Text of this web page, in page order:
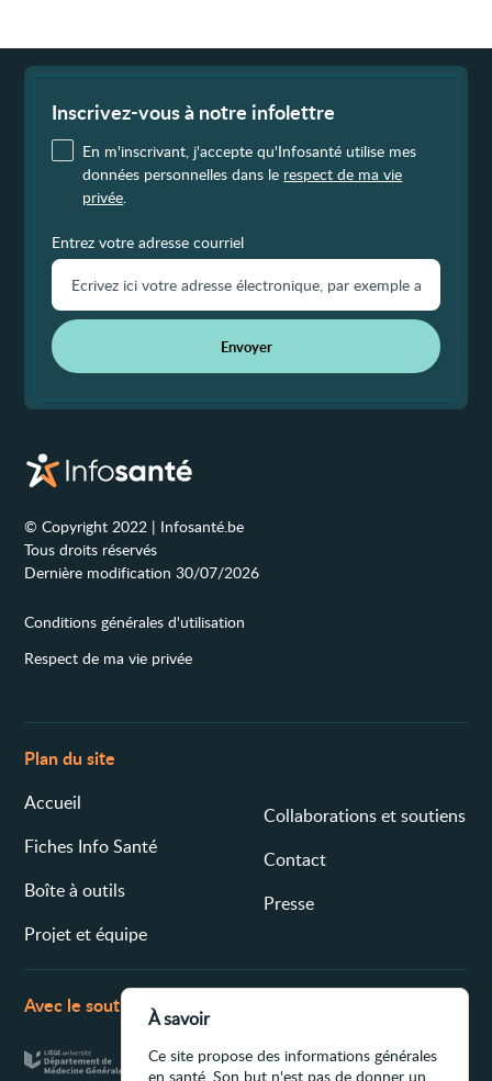
Inscrivez-vous à notre infolettre
En m'inscrivant, j'accepte qu'Infosanté utilise mes
données personnelles dans le respect de ma vie
privée
Entrez votre adresse courriel
Envoyer
© Copyright 2022 | Infosanté.be
Tous droits réservés
Dernière modification 30/07/2026
Conditions générales d'utilisation
Respect de ma vie privée
Plan du site
Accueil
Fiches Info Santé
Boîte à outils
Projet et équipe
Collaborations et soutiens
Contact
Presse
Avec le soutien de
À savoir
Ce site propose des informations générales
en santé. Son but n'est pas de donner un